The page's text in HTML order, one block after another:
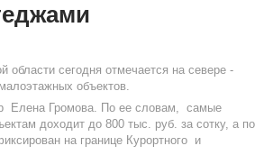
области сегодня отмечается на севере -
объектов.
Елена Громова. По ее словам, самые
доходит до 800 тыс. руб. за сотку, а по
на границе Курортного и